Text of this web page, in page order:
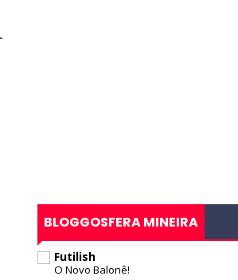
BLOGGOSFERA MINEIRA
Futilish
O Novo Balonê!